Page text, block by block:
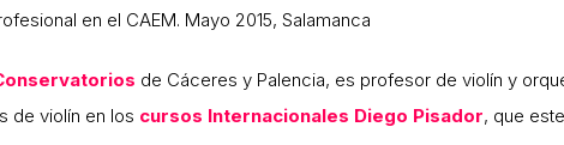
en el CAEM. Mayo 2015, Salamanca
de Cáceres y Palencia, es profesor de violín y
de violín en los cursos Internacionales Diego Pisador, que